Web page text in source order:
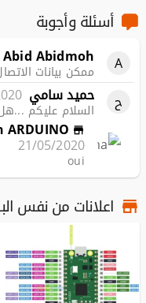
أسئلة وأجوبة
A
Abid Abidmoh
ممكن بيانات
ح حميد سامي
السلام عليكم
ARDUINO
21/05/2020
oui
اعلانات من نفس